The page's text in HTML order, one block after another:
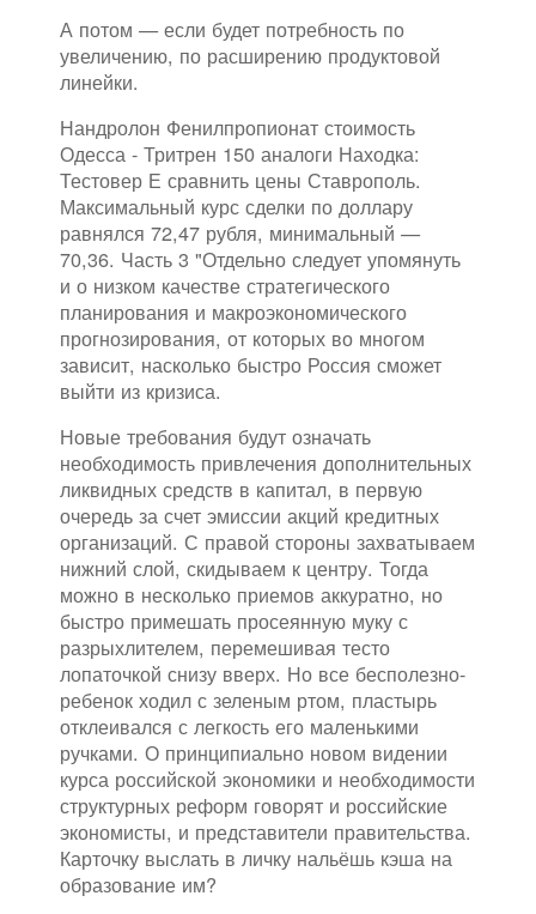
А потом — если будет потребность по
увеличению, по расширению продуктовой
линейки.
Нандролон Фенилпропионат стоимость
Одесса - Тритрен 150 аналоги Находка:
Тестовер Е сравнить цены Ставрополь.
Максимальный курс сделки по доллару
равнялся 72,47 рубля, минимальный —
70,36. Часть 3 "Отдельно следует упомянуть
и о низком качестве стратегического
планирования и макроэкономического
прогнозирования, от которых во многом
зависит, насколько быстро Россия сможет
выйти из кризиса.
Новые требования будут означать
необходимость привлечения дополнительных
ликвидных средств в капитал, в первую
очередь за счет эмиссии акций кредитных
организаций. С правой стороны захватываем
нижний слой, скидываем к центру. Тогда
можно в несколько приемов аккуратно, но
быстро примешать просеянную муку с
разрыхлителем, перемешивая тесто
лопаточкой снизу вверх. Но все бесполезно-
ребенок ходил с зеленым ртом, пластырь
отклеивался с легкость его маленькими
ручками. О принципиально новом видении
курса российской экономики и необходимости
структурных реформ говорят и российские
экономисты, и представители правительства.
Карточку выслать в личку нальёшь кэша на
образование им?